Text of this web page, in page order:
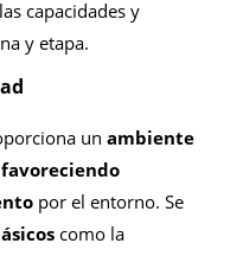
capacidades y
y etapa.
un ambiente
favoreciendo
por el entorno. Se
como la